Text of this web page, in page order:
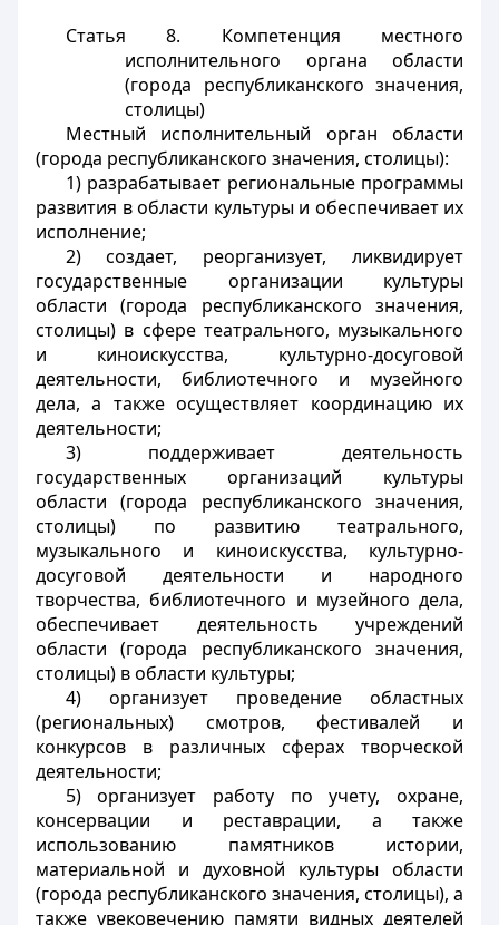
Статья 8. Компетенция местного
исполнительного органа области
(города республиканского значения,
столицы)
Местный исполнительный орган области
(города республиканского значения, столицы):
1) разрабатывает региональные программы
развития в области культуры и обеспечивает их
исполнение;
2) создает, реорганизует, ликвидирует
государственные организации культуры
области (города республиканского значения,
столицы) в сфере театрального, музыкального
и киноискусства, культурно-досуговой
деятельности, библиотечного и музейного
дела, а также осуществляет координацию их
деятельности;
3) поддерживает деятельность
государственных организаций культуры
области (города республиканского значения,
столицы) по развитию театрального,
музыкального и киноискусства, культурно-
досуговой деятельности и народного
творчества, библиотечного и музейного дела,
обеспечивает деятельность учреждений
области (города республиканского значения,
столицы) в области культуры;
4) организует проведение областных
(региональных) смотров, фестивалей и
конкурсов в различных сферах творческой
деятельности;
5) организует работу по учету, охране,
консервации и реставрации, а также
использованию памятников истории,
материальной и духовной культуры области
(города республиканского значения, столицы), а
также увековечению памяти видных деятелей